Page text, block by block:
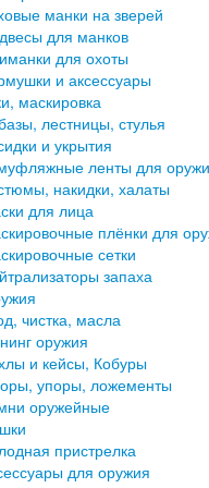
манки на зверей
для манков
для охоты
и аксессуары
маскировка
лестницы, стулья
и укрытия
ленты для
накидки, халаты
для лица
плёнки для
сетки
запаха
чистка, масла
оружия
и кейсы, Кобуры
упоры, ложементы
оружейные
пристрелка
для оружия